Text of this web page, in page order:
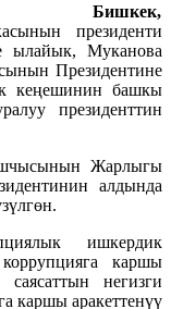
Бишкек,
президенти
ылайык, Муканова
Президентине
кеңешинин башкы
президенттин
Жарлыгы
алдында
ишкердик
каршы
негизги
каршы аракеттенүү